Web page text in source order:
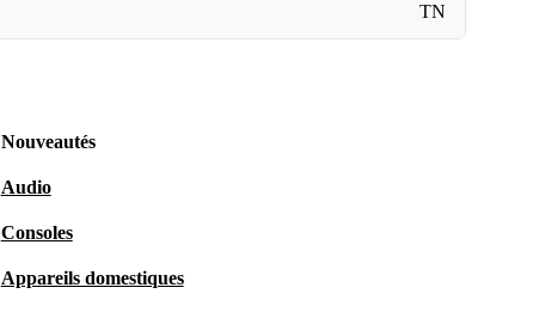
TN
Nouveautés
Audio
Consoles
Appareils domestiques